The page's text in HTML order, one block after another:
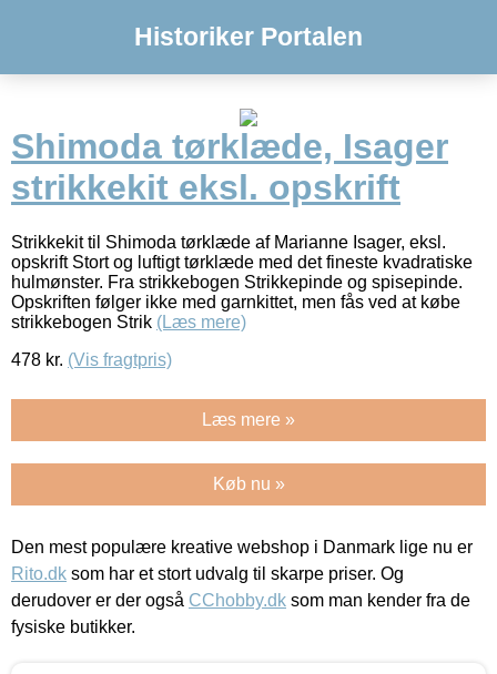
Historiker Portalen
Shimoda tørklæde, Isager
strikkekit eksl. opskrift
Strikkekit til Shimoda tørklæde af Marianne Isager, eksl.
opskrift Stort og luftigt tørklæde med det fineste kvadratiske
hulmønster. Fra strikkebogen Strikkepinde og spisepinde.
Opskriften følger ikke med garnkittet, men fås ved at købe
strikkebogen Strik (Læs mere)
478 kr. (Vis fragtpris)
Læs mere »
Køb nu »
Den mest populære kreative webshop i Danmark lige nu er
Rito.dk som har et stort udvalg til skarpe priser. Og
derudover er der også CChobby.dk som man kender fra de
fysiske butikker.